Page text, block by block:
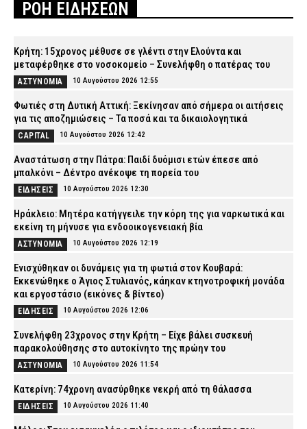
ΡΟΗ ΕΙΔΗΣΕΩΝ
Κρήτη: 15χρονος μέθυσε σε γλέντι στην Ελούντα και
μεταφέρθηκε στο νοσοκομείο – Συνελήφθη ο πατέρας του
ΑΣΤΥΝΟΜΙΑ 10 Αυγούστου 2026 12:55
Φωτιές στη Δυτική Αττική: Ξεκίνησαν από σήμερα οι αιτήσεις
για τις αποζημιώσεις – Τα ποσά και τα δικαιολογητικά
CAPITAL 10 Αυγούστου 2026 12:42
Αναστάτωση στην Πάτρα: Παιδί δυόμισι ετών έπεσε από
μπαλκόνι – Δέντρο ανέκοψε τη πορεία του
ΕΙΔΗΣΕΙΣ 10 Αυγούστου 2026 12:30
Ηράκλειο: Μητέρα κατήγγειλε την κόρη της για ναρκωτικά και
εκείνη τη μήνυσε για ενδοοικογενειακή βία
ΑΣΤΥΝΟΜΙΑ 10 Αυγούστου 2026 12:19
Ενισχύθηκαν οι δυνάμεις για τη φωτιά στον Κουβαρά:
Εκκενώθηκε ο Άγιος Στυλιανός, κάηκαν κτηνοτροφική μονάδα
και εργοστάσιο (εικόνες & βίντεο)
ΕΙΔΗΣΕΙΣ 10 Αυγούστου 2026 12:06
Συνελήφθη 23χρονος στην Κρήτη – Είχε βάλει συσκευή
παρακολούθησης στο αυτοκίνητο της πρώην του
ΑΣΤΥΝΟΜΙΑ 10 Αυγούστου 2026 11:54
Κατερίνη: 74χρονη ανασύρθηκε νεκρή από τη θάλασσα
ΕΙΔΗΣΕΙΣ 10 Αυγούστου 2026 11:40